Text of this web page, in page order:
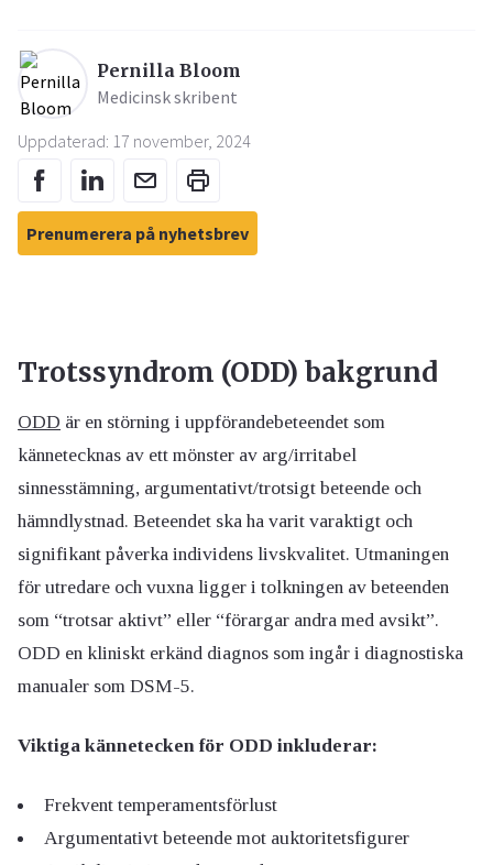
Pernilla Bloom
Medicinsk skribent
Uppdaterad: 17 november, 2024
Prenumerera på nyhetsbrev
Trotssyndrom (ODD) bakgrund
ODD är en störning i uppförandebeteendet som
kännetecknas av ett mönster av arg/irritabel
sinnesstämning, argumentativt/trotsigt beteende och
hämndlystnad. Beteendet ska ha varit varaktigt och
signifikant påverka individens livskvalitet. Utmaningen
för utredare och vuxna ligger i tolkningen av beteenden
som “trotsar aktivt” eller “förargar andra med avsikt”.
ODD en kliniskt erkänd diagnos som ingår i diagnostiska
manualer som DSM-5.
Viktiga kännetecken för ODD inkluderar:
Frekvent temperamentsförlust
Argumentativt beteende mot auktoritetsfigurer